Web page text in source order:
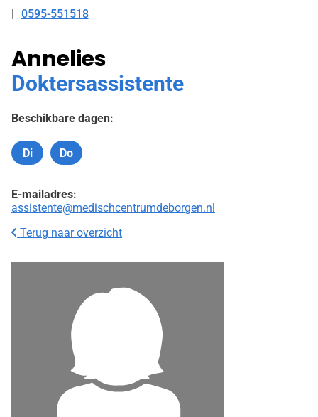
Tel:
0595-551518
Annelies
Doktersassistente
Beschikbare dagen:
Dinsdag
Di Donderdag
Do
E-mailadres:
assistente@medischcentrumdeborgen.nl
Terug naar overzicht